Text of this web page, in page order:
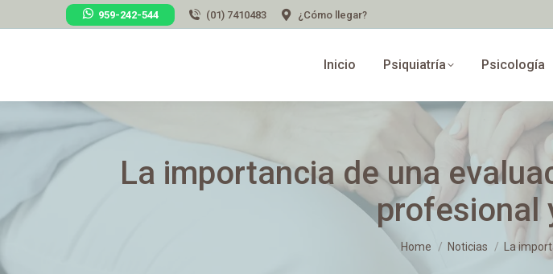
959-242-544 (01) 7410483 ¿Cómo llegar?
Inicio Psiquiatría Psicología
La importancia de una
profesional
You are here:
Home Noticias La